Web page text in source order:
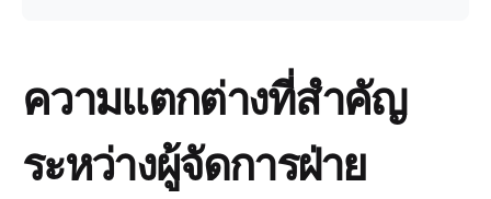
ความแตกต่างที่สำคัญ
ระหว่างผู้จัดการฝ่าย